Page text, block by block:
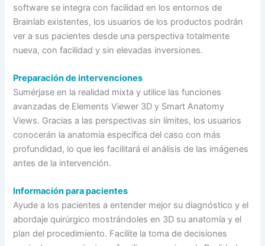
software se integra con facilidad en los entornos de
Brainlab existentes, los usuarios de los productos podrán
ver a sus pacientes desde una perspectiva totalmente
nueva, con facilidad y sin elevadas inversiones.
Preparación de intervenciones
Sumérjase en la realidad mixta y utilice las funciones
avanzadas de Elements Viewer 3D y Smart Anatomy
Views. Gracias a las perspectivas sin límites, los usuarios
conocerán la anatomía específica del caso con más
profundidad, lo que les facilitará el análisis de las imágenes
antes de la intervención.
Información para pacientes
Ayude a los pacientes a entender mejor su diagnóstico y el
abordaje quirúrgico mostrándoles en 3D su anatomía y el
plan del procedimiento. Facilite la toma de decisiones